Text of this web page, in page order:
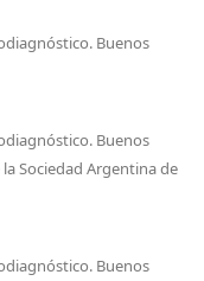
Buenos
Buenos
Sociedad Argentina de
Buenos